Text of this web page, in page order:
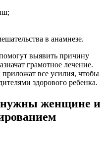
в анамнезе.
выявить причину
грамотное лечение.
все усилия, чтобы
здорового ребенка.
нужны женщине и